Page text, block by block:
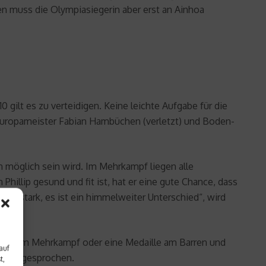
muss die Olympiasiegerin aber erst an Ainhoa
gilt es zu verteidigen. Keine leichte Aufgabe für die
Fabian Hambüchen (verletzt) und Boden-
möglich sein wird. Im Mehrkampf liegen alle
gesund und fit ist, hat er eine gute Chance, dass
stark, es ist ein himmelweiter Unterschied“, wird
im Mehrkampf oder eine Medaille am Barren und
zugesprochen.